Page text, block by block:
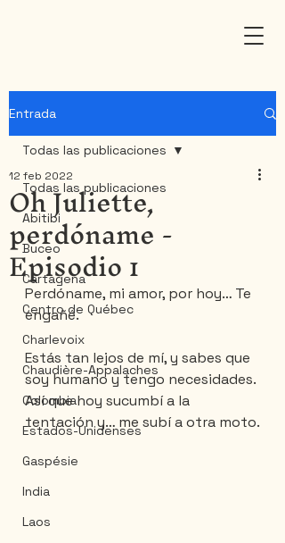
Entrada
Todas las publicaciones
Abitibi
Buceo
Cartagena
Centro de Québec
Charlevoix
Chaudière-Appalaches
Colombia
Estados-Unidenses
Gaspésie
India
Laos
Todas las publicaciones
Oh Juliette,
perdóname -
Episodio 1
12 feb 2022
Perdóname, mi amor, por hoy… Te
engañé.
Estás tan lejos de mí, y sabes que
soy humano y tengo necesidades.
Así que hoy sucumbí a la
tentación y… me subí a otra moto.